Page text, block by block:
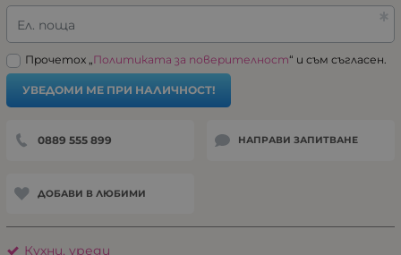
Ел. поща
Прочетох „Политиката за поверителност“ и съм съгласен.
УВЕДОМИ МЕ ПРИ НАЛИЧНОСТ!
0889 555 899 НАПРАВИ ЗАПИТВАНЕ
ДОБАВИ В ЛЮБИМИ
Кухни, уреди